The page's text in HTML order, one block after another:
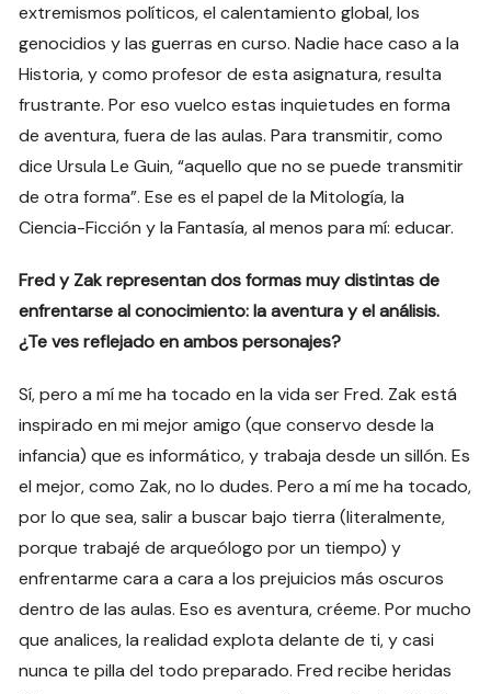
extremismos políticos, el calentamiento global, los
genocidios y las guerras en curso. Nadie hace caso a la
Historia, y como profesor de esta asignatura, resulta
frustrante. Por eso vuelco estas inquietudes en forma
de aventura, fuera de las aulas. Para transmitir, como
dice Ursula Le Guin, “aquello que no se puede transmitir
de otra forma”. Ese es el papel de la Mitología, la
Ciencia-Ficción y la Fantasía, al menos para mí: educar.
Fred y Zak representan dos formas muy distintas de
enfrentarse al conocimiento: la aventura y el análisis.
¿Te ves reflejado en ambos personajes?
Sí, pero a mí me ha tocado en la vida ser Fred. Zak está
inspirado en mi mejor amigo (que conservo desde la
infancia) que es informático, y trabaja desde un sillón. Es
el mejor, como Zak, no lo dudes. Pero a mí me ha tocado,
por lo que sea, salir a buscar bajo tierra (literalmente,
porque trabajé de arqueólogo por un tiempo) y
enfrentarme cara a cara a los prejuicios más oscuros
dentro de las aulas. Eso es aventura, créeme. Por mucho
que analices, la realidad explota delante de ti, y casi
nunca te pilla del todo preparado. Fred recibe heridas